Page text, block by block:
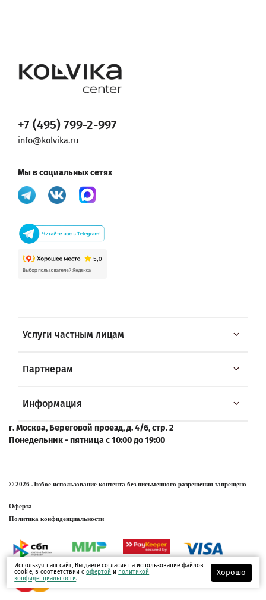
Услуги частным лицам
Партнерам
Информация
+7 (495) 799-2-997
info@kolvika.ru
Мы в социальных сетях
г. Москва, Береговой проезд, д. 4/6, стр. 2
Понедельник - пятница с 10:00 до 19:00
© 2026 Любое использование контента без письменного разрешения запрещено
Оферта
Политика конфиденциальности
Используя наш сайт, Вы даете согласие на использование файлов
cookie, в соответствии софертой и политикой
конфиденциальности.
Хорошо